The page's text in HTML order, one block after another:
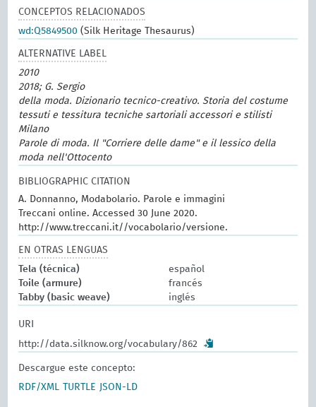
CONCEPTOS RELACIONADOS
wd:Q5849500 (Silk Heritage Thesaurus)
ALTERNATIVE LABEL
2010
2018; G. Sergio
della moda. Dizionario tecnico-creativo. Storia del costume
tessuti e tessitura tecniche sartoriali accessori e stilisti
Milano
Parole di moda. Il "Corriere delle dame" e il lessico della
moda nell'Ottocento
BIBLIOGRAPHIC CITATION
A. Donnanno, Modabolario. Parole e immagini
Treccani online. Accessed 30 June 2020.
http://www.treccani.it//vocabolario/versione.
EN OTRAS LENGUAS
Tela (técnica)
español
Toile (armure)
francés
Tabby (basic weave)
inglés
URI
http://data.silknow.org/vocabulary/862
Descargue este concepto:
RDF/XML
TURTLE JSON-LD